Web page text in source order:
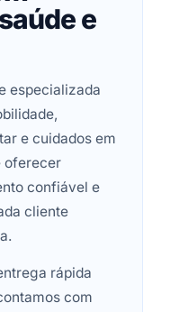
e
especializada
e cuidados em
oferecer
confiável e
cliente
rápida
com